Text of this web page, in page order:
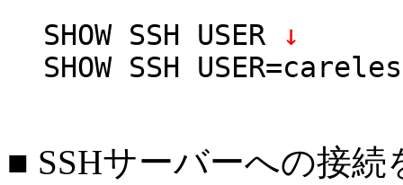
SHOW SSH USER ↓
SHOW SSH
■ SSHサーバーへの接